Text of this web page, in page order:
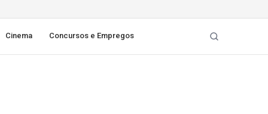
Cinema Concursos e Empregos